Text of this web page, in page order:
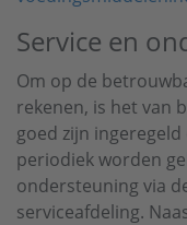
Service en
Om op de
rekenen, is het van
goed zijn
periodiek worden
ondersteuning via
serviceafdeling.